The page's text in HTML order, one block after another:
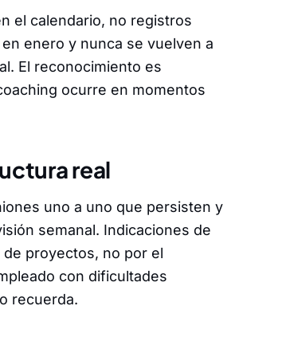
el calendario, no registros
enero y nunca se vuelven a
El reconocimiento es
ocurre en momentos
real
uno a uno que persisten y
semanal. Indicaciones de
proyectos, no por el
con dificultades
recuerda.